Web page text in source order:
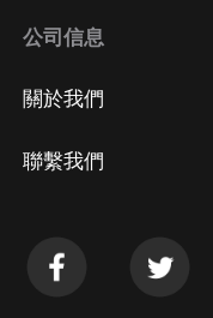
公司信息
關於我們
聯繫我們